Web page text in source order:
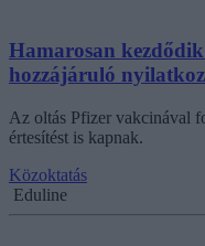
Hamarosan
hozzájáruló
Az oltás Pfizer vakcinával
értesítést is kapnak.
Közoktatás
Eduline